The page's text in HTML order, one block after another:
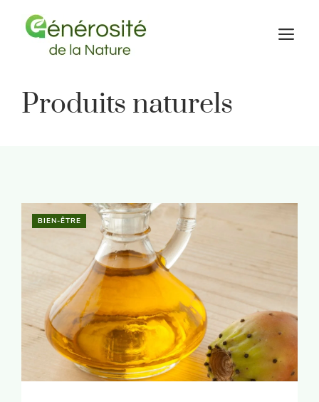
Produits naturels
BIEN-ÊTRE